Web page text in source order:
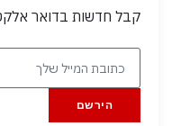
קבל חדשות בדואר
הירשם